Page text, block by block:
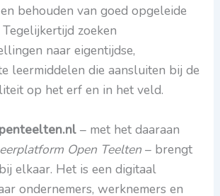
behouden van goed opgeleide
zoeken
naar eigentijdse,
leermiddelen die aansluiten bij de
op het erf en in het veld.
– met het daaraan
Open Teelten– brengt
elkaar. Het is een digitaal
ondernemers, werknemers en